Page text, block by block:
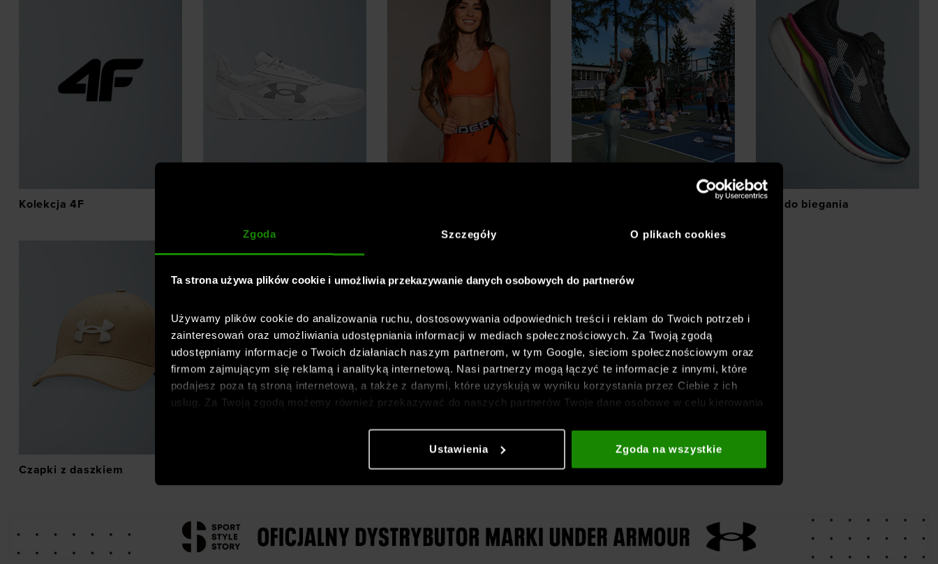
Zgoda Szczegóły O plikach cookies
Ta strona używa plików cookie i umożliwia przekazywanie danych osobowych do partnerów
Używamy plików cookie do analizowania ruchu, dostosowywania odpowiednich treści i reklam do Twoich potrzeb i
zainteresowań oraz umożliwiania udostępniania informacji w mediach społecznościowych. Za Twoją zgodą
udostępniamy informacje o Twoich działaniach naszym partnerom, w tym Google, sieciom społecznościowym oraz
firmom zajmującym się reklamą i analityką internetową. Nasi partnerzy mogą łączyć te informacje z innymi, które
podajesz poza tą stroną internetową, a także z danymi, które uzyskują w wyniku korzystania przez Ciebie z ich
usług. Za Twoją zgodą możemy również przekazywać do naszych partnerów Twoje dane osobowe w celu kierowania
społecznościowych). Szczegółowe informacje znajdziesz w naszej
Polityce prywatnościoraz sekcji „Szczegóły”
Ustawienia Zgoda na wszystkie
Kolekcja 4F Buty do biegania
Czapki z daszkiem
Dodaj produkt w rozmiarze